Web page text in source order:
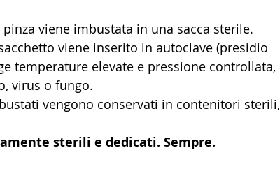
pinza viene imbustata in una sacca sterile.
viene inserito in autoclave (presidio
temperature elevate e pressione controllata,
virus o fungo.
vengono conservati in contenitori sterili,
sterili e dedicati. Sempre.